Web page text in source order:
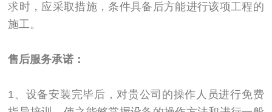
求时，应采取措施，条件具备后方能进行该项工程的
施工。
售后服务承诺：
1、设备安装完毕后，对贵公司的操作人员进行免费